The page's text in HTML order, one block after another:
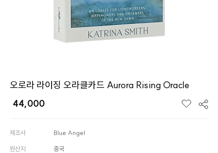
오로라 라이징 오라클카드 Aurora Rising Oracle
44,000
제조사 Blue Angel
원산지 중국